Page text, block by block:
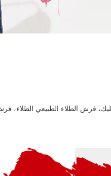
فرش الطلاء الطبيعي الطلاء،